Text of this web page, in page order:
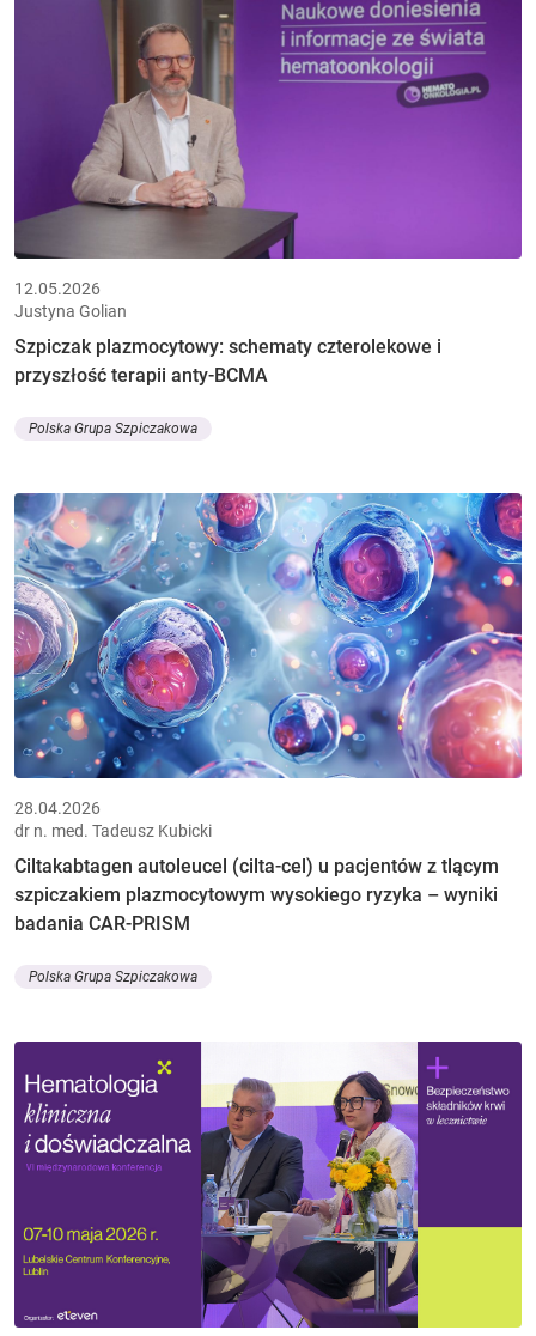
12.05.2026
Justyna Golian
Szpiczak plazmocytowy: schematy czterolekowe i
przyszłość terapii anty-BCMA
Polska Grupa Szpiczakowa
28.04.2026
dr n. med. Tadeusz Kubicki
Ciltakabtagen autoleucel (cilta-cel) u pacjentów z tlącym
szpiczakiem plazmocytowym wysokiego ryzyka – wyniki
badania CAR-PRISM
Polska Grupa Szpiczakowa